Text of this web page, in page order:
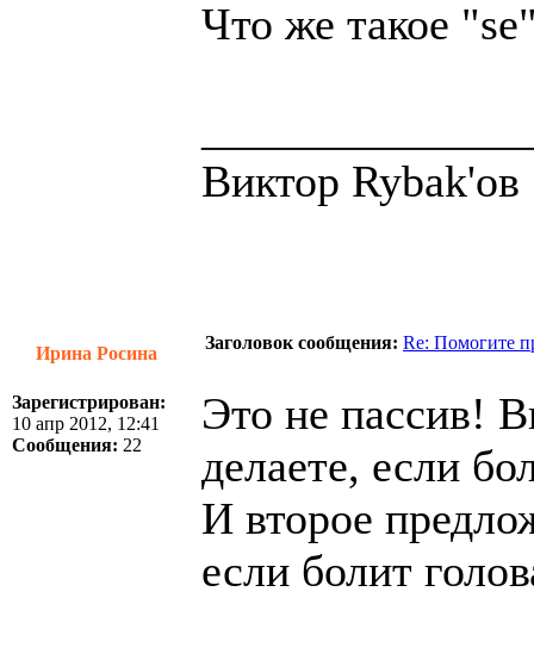
Что же такое
Виктор Rybak'ов
Ирина Росина
Заголовок сообщения: Re: Помогите
Зарегистрирован:
10 апр 2012, 12:41
Сообщения: 22
Это не пассив!
делаете, если
И второе
если болит